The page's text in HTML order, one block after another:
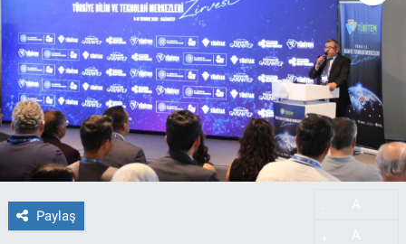
Paylaş
Haber Arşivi